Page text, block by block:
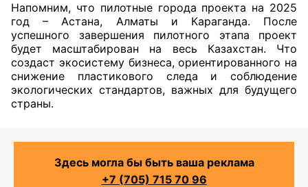
Напомним, что пилотные города проекта на 2025
год – Астана, Алматы и Караганда. После
успешного завершения пилотного этапа проект
будет масштабирован на весь Казахстан. Что
создаст экосистему бизнеса, ориентированного на
снижение пластикового следа и соблюдение
экологических стандартов, важных для будущего
страны.
Здесь могла бы быть ваша реклама
+7 (705) 715 70 96